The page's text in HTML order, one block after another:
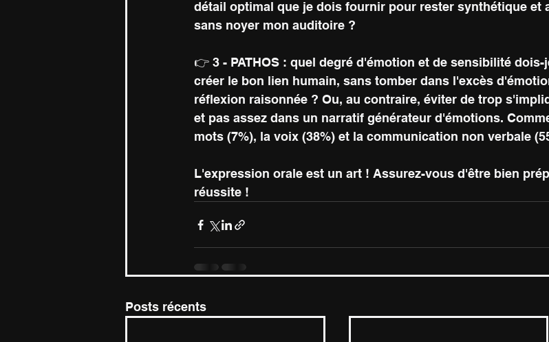
détail optimal que je dois fournir pour rester synthétique et
sans noyer mon auditoire ?
👉 3 - PATHOS : quel degré d'émotion et de sensibilité
créer le bon lien humain, sans tomber dans l'excès
réflexion raisonnée ? Ou, au contraire, éviter de trop
et pas assez dans un narratif générateur d'émotions.
mots (7%), la voix (38%) et la communication non verbale
L'expression orale est un art ! Assurez-vous d'être bien
réussite !
Posts récents